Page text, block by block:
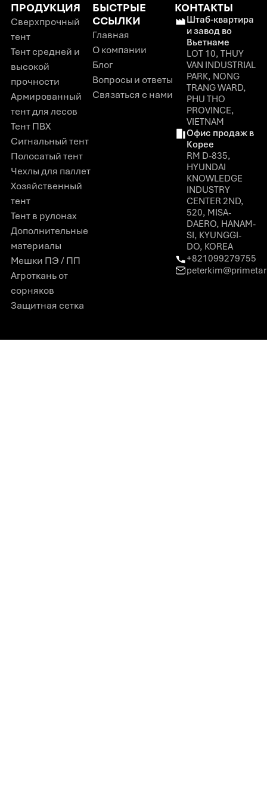
ПРОДУКЦИЯ
Сверхпрочный
тент
Тент средней и
высокой
прочности
Армированный
тент для лесов
Тент ПВХ
Сигнальный тент
Полосатый тент
Чехлы для паллет
Хозяйственный
тент
Тент в рулонах
Дополнительные
материалы
Мешки ПЭ / ПП
Агроткань от
сорняков
Защитная сетка
БЫСТРЫЕ
ССЫЛКИ
Главная
О компании
Блог
Вопросы и ответы
Связаться с нами
КОНТАКТЫ
Штаб-квартира
и завод во
Вьетнаме
LOT 10, THUY
VAN INDUSTRIAL
PARK, NONG
TRANG WARD,
PHU THO
PROVINCE,
VIETNAM
Офис продаж в
Корее
RM D-835,
HYUNDAI
KNOWLEDGE
INDUSTRY
CENTER 2ND,
520, MISA-
DAERO, HANAM-
SI, KYUNGGI-
DO, KOREA
+821099279755